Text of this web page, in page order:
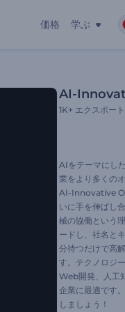
価格 学ぶ
AI-
1K+ エクスポー
AIをテーマにし
業をより多くの
AI-Innovative
いに手を伸ばし
械の協働という
ードし、社名と
分待つだけで高
す。テクノロジ
Web開発、人工
企業に最適です
しましょう！